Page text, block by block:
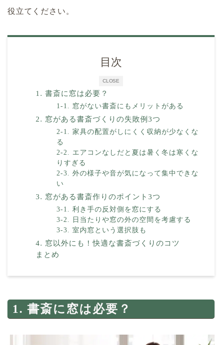
役立てください。
CLOSE
目次
1. 書斎に窓は必要？
1-1. 窓がない書斎にもメリットがある
2. 窓がある書斎づくりの失敗例3つ
2-1. 家具の配置がしにくく収納が少なくな
る
2-2. エアコンなしだと夏は暑く冬は寒くな
りすぎる
2-3. 外の様子や音が気になって集中できな
い
3. 窓がある書斎作りのポイント3つ
3-1. 利き手の反対側を窓にする
3-2. 日当たりや窓の外の空間を考慮する
3-3. 室内窓という選択肢も
4. 窓以外にも！快適な書斎づくりのコツ
まとめ
1. 書斎に窓は必要？